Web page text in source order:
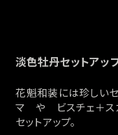
淡色牡丹セットアッ
花魁和装には珍しいセ
マ や ビスチェ＋ス
セットアップ。